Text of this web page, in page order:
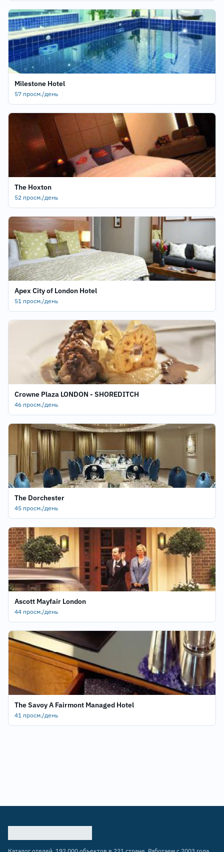
Milestone Hotel
57 просм./день
The Hoxton
52 просм./день
Apex City of London Hotel
51 просм./день
Crowne Plaza LONDON - SHOREDITCH
46 просм./день
The Dorchester
45 просм./день
Ascott Mayfair London
44 просм./день
The Savoy A Fairmont Managed Hotel
41 просм./день